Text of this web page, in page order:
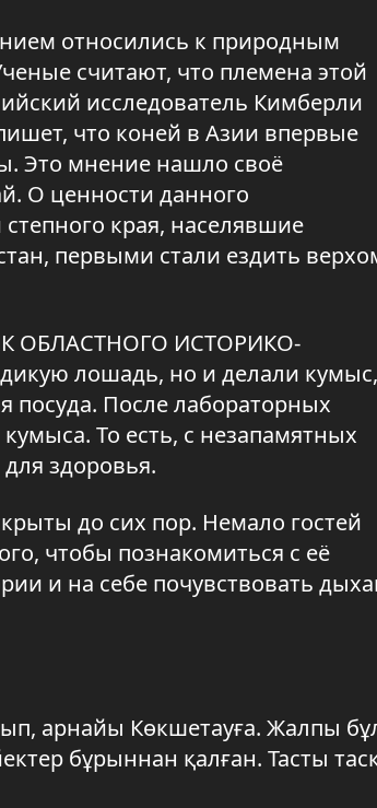
относились к природным
считают, что племена этой
исследователь Кимберли
что коней в Азии впервые
Это мнение нашло своё
О ценности данного
края, населявшие
первыми стали ездить
ОБЛАСТНОГО ИСТОРИКО-
лошадь, но и делали кумыс,
посуда. После лабораторных
То есть, с незапамятных
здоровья.
до сих пор. Немало гостей
чтобы познакомиться с её
и на себе почувствовать
арнайы Көкшетауға. Жалпы
бұрыннан қалған. Тасты